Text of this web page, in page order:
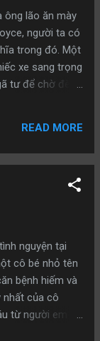
giàu thì đấy chỉ
nghèo hay kể
giàu hay kể
ông giàu
ông nghèo
ông nghèo
ông lão ăn mày
người ta có
trong đó. Một
xe sang trọng
tư để chờ đèn
Tôi nhịn đói
kéo cửa kính
Người ăn xin
uống rượu nhé,
thế giới.”
tôi tiền, tôi cần
thế này
gần đây, ông
tiền sẽ là của
–“Tôi không
READ MORE
nguyện tại
cô bé nhỏ tên
bệnh hiếm và
nhất của cô
từ người em 5